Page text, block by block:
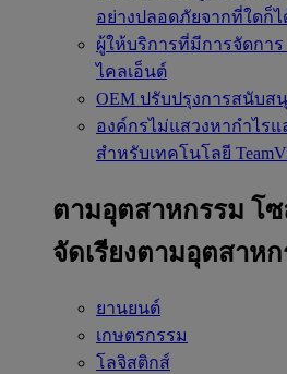
อย่างปลอดภัยจากที่ใดก็ไ
ผู้ให้บริการที่มีการจัดการ
ไคลเอ็นต์
OEM ปรับปรุงการสนับส
องค์กรไม่แสวงหากำไร
สำหรับเทคโนโลยี
ตามอุตสาหกรรม โ
จัดเรียงตามอุตสาห
ยานยนต์
เกษตรกรรม
โลจิสติกส์